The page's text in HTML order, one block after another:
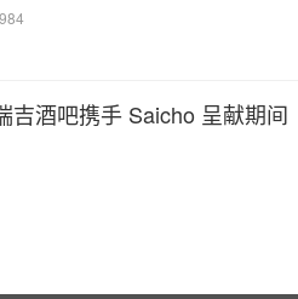
984
吉酒吧携手 Saicho 呈献期间